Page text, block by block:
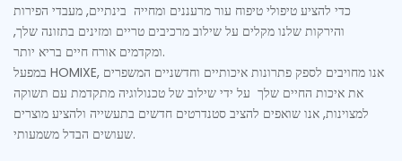
כדי להציע טיפולי טיפוח עור מרעננים ומחייה בינתיים, מעבדי הפירות
והירקות שלנו מקלים על שילוב מרכיבים טריים ומזינים בתזונה שלך,
ומקדמים אורח חיים בריא יותר.
במפעל HOMIXE, אנו מחויבים לספק פתרונות איכותיים וחדשניים המשפרים
את איכות החיים שלך על ידי שילוב של טכנולוגיה מתקדמת עם תשוקה
למצוינות, אנו שואפים להציב סטנדרטים חדשים בתעשייה ולהציע מוצרים
שעושים הבדל משמעותי.